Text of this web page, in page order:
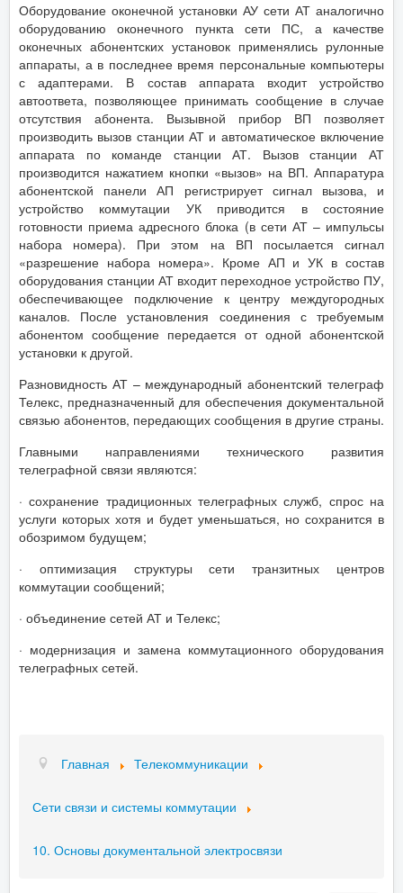
Оборудование оконечной установки АУ сети АТ аналогично
оборудованию оконечного пункта сети ПС, а качестве
оконечных абонентских установок применялись рулонные
аппараты, а в последнее время персональные компьютеры
с адаптерами. В состав аппарата входит устройство
автоответа, позволяющее принимать сообщение в случае
отсутствия абонента. Вызывной прибор ВП позволяет
производить вызов станции АТ и автоматическое включение
аппарата по команде станции АТ. Вызов станции АТ
производится нажатием кнопки «вызов» на ВП. Аппаратура
абонентской панели АП регистрирует сигнал вызова, и
устройство коммутации УК приводится в состояние
готовности приема адресного блока (в сети АТ – импульсы
набора номера). При этом на ВП посылается сигнал
«разрешение набора номера». Кроме АП и УК в состав
оборудования станции АТ входит переходное устройство ПУ,
обеспечивающее подключение к центру междугородных
каналов. После установления соединения с требуемым
абонентом сообщение передается от одной абонентской
установки к другой.
Разновидность АТ – международный абонентский телеграф
Телекс, предназначенный для обеспечения документальной
связью абонентов, передающих сообщения в другие страны.
Главными направлениями технического развития
телеграфной связи являются:
· сохранение традиционных телеграфных служб, спрос на
услуги которых хотя и будет уменьшаться, но сохранится в
обозримом будущем;
· оптимизация структуры сети транзитных центров
коммутации сообщений;
· объединение сетей АТ и Телекс;
· модернизация и замена коммутационного оборудования
телеграфных сетей.
Главная Телекоммуникации
Сети связи и системы коммутации
10. Основы документальной электросвязи